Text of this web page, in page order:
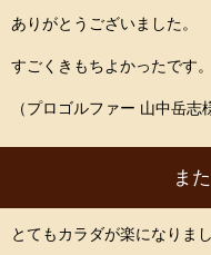
ありがとうございました。
すごくきもちよかったです。
（プロゴルファー 山中岳志
ま
とてもカラダが楽になりまし